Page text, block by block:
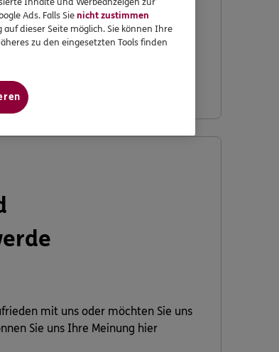
verwalten.
mit uns oder möchten Sie uns
Sie uns Ihre Meinung hier
Ads. Falls Sienicht zustimmen
dieser Seite möglich. Sie können Ihre
zu den eingesetzten Tools finden